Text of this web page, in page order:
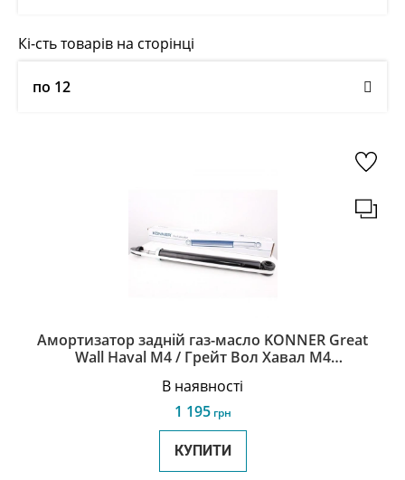
Кі-сть товарів на сторінці
по 12
Амортизатор задній газ-масло KONNER Great
Wall Haval М4 / Грейт Вол Хавал М4
В наявності
1 195грн
КУПИТИ